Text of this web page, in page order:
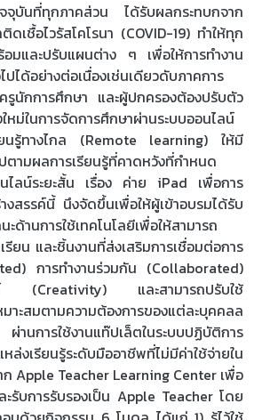
จุบันที่ทุกภาคส่วน ได้รับผลกระทบกจาก
ดเชื้อไวรัสโคโรนา (COVID-19) ทำให้ทุก
มและปรับแผนต่าง ๆ เพื่อให้การทำงาน
ปได้อย่างต่อเนื่องเช่นเดียวดับภาคการ
นักการศึกษา และผู้ปกครองต้องปรับตัว
ใหม่ในการจัดการศึกษาผ่านระบบออนไลน์
ยนรู้ทางไกล (Remote learning) ให้มี
ตามผลการเรียนรู้ที่คาดหวังที่กำหนด
ไลน์ระยะสั้น เรื่อง ค่าย iPad เพื่อการ
งสรรค์นี้ นึงจัดขึ้นเพื่อให้ผู้เข้าอบรมได้รับ
ด้านการใช้เทคโนโลยีเพื่อให้สามารถ
ยน และชิ้นงานที่ส่งเสริมการเชื่อมต่อการ
การทํางานร่วมกัน (Collaborated)
ค์ (Creativity) และสามารถปรับใช้
าะสมตามความต้องการของแต่ละบุคคลล
ารใช้งานแท๊ปเล็ตในระบบปฏิบัติการ
ล่งเรียนรู้ระดับมืออาชีพที่ไม่มีค่าใช้จ่ายใน
ก Apple Teacher Learning Center เพื่อ
รับการรับรองเป็น Apple Teacher โดย